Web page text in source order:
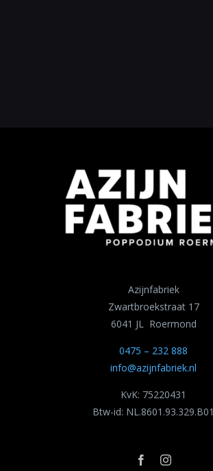
Azijnfabriek
Zwartbroekstraat 17
6041 JL Roermond
0475 – 232 888
info@azijnfabriek.nl
KvK: 75220431
Btw-id: NL.8601.93.329.B01